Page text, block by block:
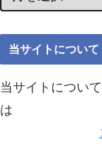
当サイトについて
当サイトについ
は